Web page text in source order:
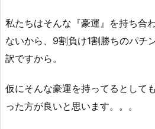
私たちはそんな『豪運』を持ち合
ないから、9割負け1割勝ちのパチ
訳ですから。
仮にそんな豪運を持ってるとして
った方が良いと思います。。。